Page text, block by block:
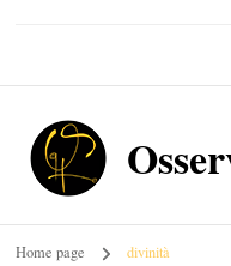
Home page divinità